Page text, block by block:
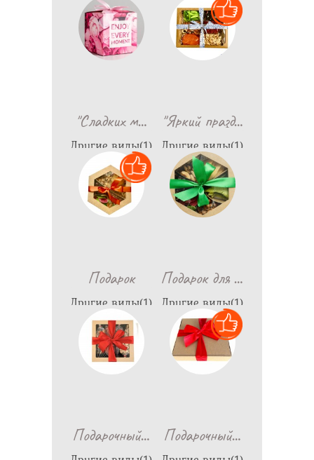
990 698
"Сладких м…
Другие виды(1)
698
"Яркий празд…
Другие виды(1)
1,190
Подарок
Другие виды(1)
770
Подарок для …
Другие виды(1)
1,150
Подарочный… Подарочный…